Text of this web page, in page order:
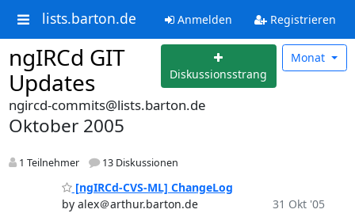
lists.barton.de Anmelden Registrieren
ngIRCd GIT
Updates
Diskussionsstrang
Monat
ngircd-commits@lists.barton.de
Oktober 2005
1 Teilnehmer 13 Diskussionen
[ngIRCd-CVS-ML] ChangeLog
by alex＠arthur.barton.de
31 Okt '05